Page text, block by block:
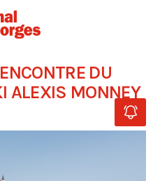
DU
ALEXIS MONNEY